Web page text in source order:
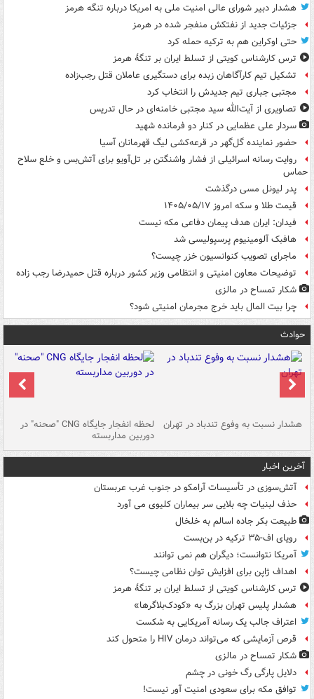
هشدار دبیر شورای عالی امنیت ملی به امریکا درباره تنگه هرمز
جزئیات جدید از نفتکش منفجر شده در هرمز
حتی اوکراین هم به ترکیه حمله کرد
ترس کارشناس کویتی از تسلط ایران بر تنگۀ هرمز
تشکیل تیم کارآگاهان زبده برای دستگیری عاملان قتل رجب‌زاده
مجتبی جباری تیم جدیدش را انتخاب کرد
تصاویری از آیت‌الله سید مجتبی خامنه‌ای در حال تدریس
سردار علی عظمایی در کنار دو فرمانده شهید
حضور نماینده گل‌گهر در قرعه‌کشی لیگ قهرمانان آسیا
روایت رسانه اسرائیلی از فشار واشنگتن بر تل‌آویو برای آتش‌بس و خلع سلاح
حماس
پدر لیونل مسی درگذشت
قیمت طلا و سکه امروز ۱۴۰۵/۰۵/۱۷
فیدان: ایران هدف پیمان دفاعی مکه نیست
هافبک آلومینیوم پرسپولیسی شد
ماجرای تصویب کنوانسیون خزر چیست؟
توضیحات معاون امنیتی و انتظامی وزیر کشور درباره قتل حمیدرضا رجب زاده
شکار تمساح در مالزی
چرا بیت المال باید خرج مجرمان امنیتی شود؟
حوادث
هشدار نسبت به وفوع تندباد در تهران لحظه انفجار جایگاه CNG "صحنه" در
دوربین مداربسته
آخرین اخبار
آتش‌سوزی در تأسیسات آرامکو در جنوب غرب عربستان
حذف لبنیات چه بلایی سر بیماران کلیوی می آورد
طبیعت بکر جاده اسالم به خلخال
رویای اف-۳۵ ترکیه در بن‌بست
آمریکا نتوانست؛ دیگران هم نمی توانند
اهداف ژاپن برای افزایش توان نظامی چیست؟
ترس کارشناس کویتی از تسلط ایران بر تنگۀ هرمز
هشدار پلیس تهران بزرگ به «کودک‌بلاگرها»
اعتراف جالب یک رسانه آمریکایی به شکست
قرص آزمایشی که می‌تواند درمان HIV را متحول کند
شکار تمساح در مالزی
دلایل پارگی رگ خونی در چشم
توافق مکه برای سعودی امنیت آور نیست!